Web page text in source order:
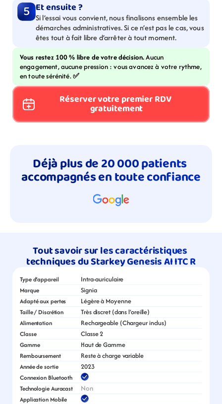
5 Et ensuite ?
Si l’essai vous convient, nous finalisons ensemble les
démarches administratives. Si ce n’est pas le cas, vous
êtes tout à fait libre d’arrêter à tout moment.
Vous restez 100 % libre de votre décision. Aucun
engagement, aucune pression : vous avancez à votre rythme,
en toute sérénité. ✅
Réserver votre premier RDV
gratuitement
Déjà plus de 20 000 patients
accompagnés en toute confiance
Tout savoir sur les caractéristiques
techniques du Starkey Genesis AI ITC R
Type d’appareil Intra-auriculaire
Marque Signia
Adapté aux pertes Légère à Moyenne
Taille / Discrétion Très discret (dans l’oreille)
Alimentation Rechargeable (Chargeur inclus)
Classe Classe 2
Gamme Haut de Gamme
Remboursement Reste à charge variable
Année de sortie 2023
Connexion Bluetooth
Technologie Auracast
Non
Application Mobile